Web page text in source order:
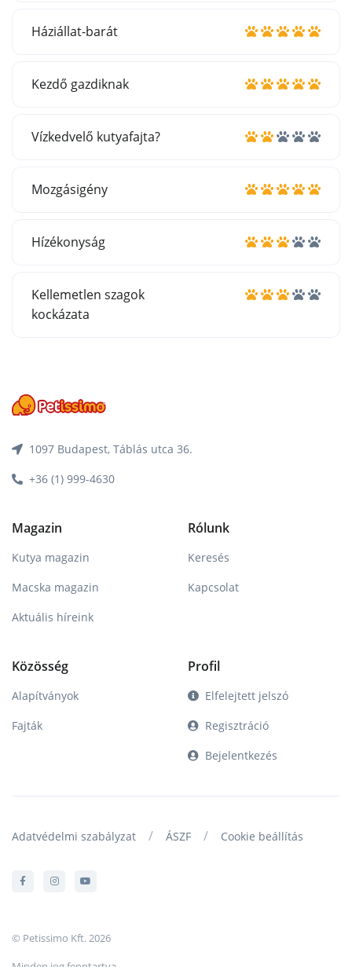
Háziállat-barát
Kezdő gazdiknak
Vízkedvelő kutyafajta?
Mozgásigény
Hízékonyság
Kellemetlen szagok
kockázata
1097 Budapest, Táblás utca 36.
+36 (1) 999-4630
Magazin
Kutya magazin
Macska magazin
Aktuális híreink
Rólunk
Keresés
Kapcsolat
Közösség
Alapítványok
Fajták
Profil
Elfelejtett jelszó
Regisztráció
Bejelentkezés
Adatvédelmi szabályzat / ÁSZF / Cookie beállítás
© Petissimo Kft. 2026